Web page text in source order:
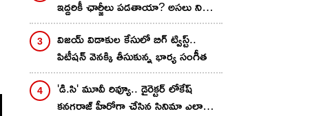
ఇద్దరికీ ఛార్జీలు పడతాయా? అసలు నిజం
ఇదే..!
విజయ్ విడాకుల కేసులో బిగ్ ట్విస్ట్..
పిటీషన్ వెనక్కి తీసుకున్న భార్య సంగీత
'డి.సి' మూవీ రివ్యూ.. డైరెక్టర్ లోకేష్
కనగరాజ్ హీరోగా చేసిన సినిమా ఎలా